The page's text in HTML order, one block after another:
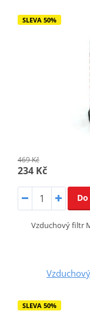
SLEVA 50%
469 Kč
234 Kč
Vzduchový filtr
SLEVA 50%